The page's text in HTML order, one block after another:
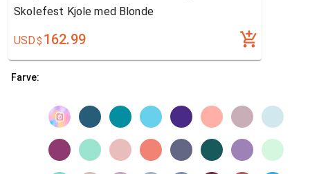
Skolefest Kjole med Blonde
USD$ 162.99
Farve: